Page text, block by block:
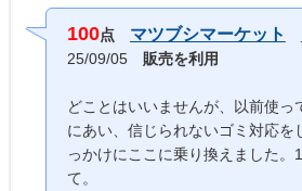
100点 マツブシマーケット
25/09/05 販売を利用
どことはいいませんが、以前使っ
にあい、信じられないゴミ対応を
っかけにここに乗り換えました。
て。